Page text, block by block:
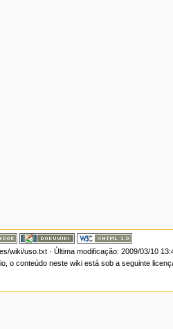
wiki/uso.txt· Última modificação: 2009/03/10
o conteúdo neste wiki está sob a seguinte